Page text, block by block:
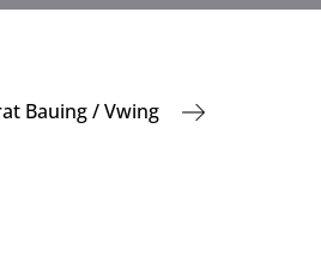
Bauing / Vwing